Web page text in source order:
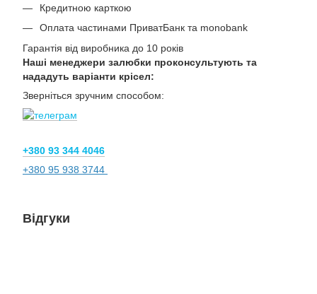
Кредитною карткою
Оплата частинами ПриватБанк та monobank
Гарантія від виробника до 10 років
Наші менеджери залюбки проконсультують та
нададуть варіанти крісел:
Зверніться зручним способом:
+380 93 344 4046
+380 95 938 3744
Відгуки